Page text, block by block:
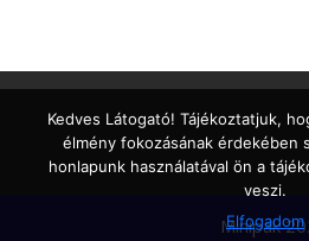
Minipak
Kedves Látogató! Tájékoztatjuk,
élmény fokozásának érdekében
honlapunk használatával ön a
veszi.
Elfogadom